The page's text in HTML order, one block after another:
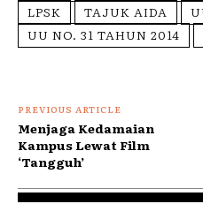
LPSK
TAJUK AIDA
UU NO. 31 TAHUN 2014
PREVIOUS ARTICLE
Menjaga Kedamaian
Kampus Lewat Film
‘Tangguh’